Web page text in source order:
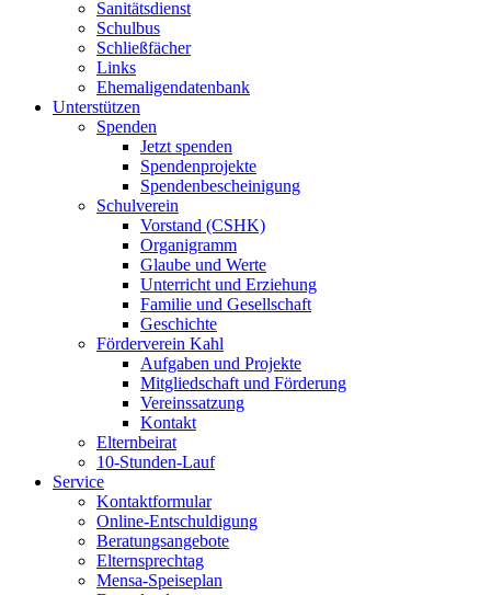
Sanitätsdienst
Schulbus
Schließfächer
Links
Ehemaligendatenbank
Unterstützen
Spenden
Jetzt spenden
Spendenprojekte
Spendenbescheinigung
Schulverein
Vorstand (CSHK)
Organigramm
Glaube und Werte
Unterricht und Erziehung
Familie und Gesellschaft
Geschichte
Förderverein Kahl
Aufgaben und Projekte
Mitgliedschaft und Förderung
Vereinssatzung
Kontakt
Elternbeirat
10-Stunden-Lauf
Service
Kontaktformular
Online-Entschuldigung
Beratungsangebote
Elternsprechtag
Mensa-Speiseplan